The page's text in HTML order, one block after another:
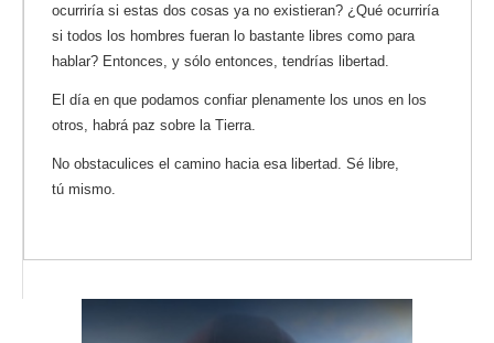
ocurriría si estas dos cosas ya no existieran? ¿Qué ocurriría
si todos los hombres fueran lo bastante libres como para
hablar? Entonces, y sólo entonces, tendrías libertad.
El día en que podamos confiar plenamente los unos en los
otros, habrá paz sobre la Tierra.
No obstaculices el camino hacia esa libertad. Sé libre,
tú mismo.